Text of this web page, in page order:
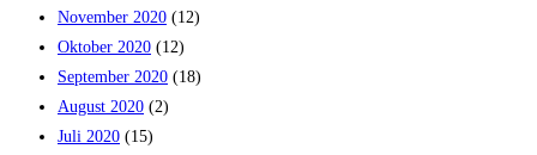
November 2020 (12)
Oktober 2020 (12)
September 2020 (18)
August 2020 (2)
Juli 2020 (15)